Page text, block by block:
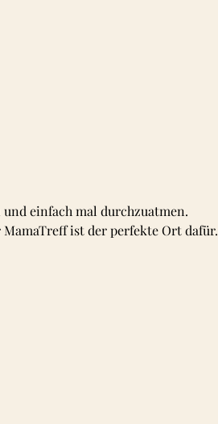
einfach mal durchzuatmen.
ist der perfekte Ort dafür.